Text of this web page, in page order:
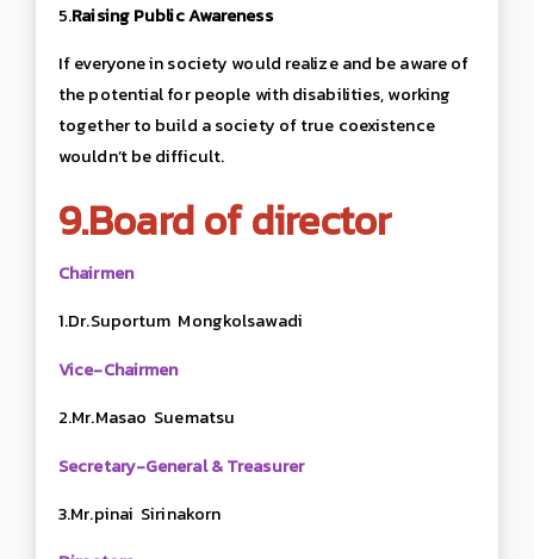
5.Raising Public Awareness
If everyone in society would realize and be aware of
the potential for people with disabilities, working
together to build a society of true coexistence
wouldn’t be difficult.
9.Board of director
Chairmen
1.Dr.Suportum Mongkolsawadi
Vice-Chairmen
2.Mr.Masao Suematsu
Secretary-General & Treasurer
3.Mr.pinai Sirinakorn